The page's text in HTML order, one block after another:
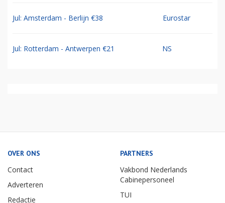
Jul: Amsterdam - Berlijn €38 Eurostar
Jul: Rotterdam - Antwerpen €21 NS
OVER ONS
Contact
Adverteren
Redactie
PARTNERS
Vakbond Nederlands
Cabinepersoneel
TUI